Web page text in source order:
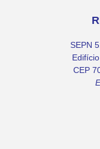
SEPN
CEP